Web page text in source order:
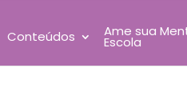
Conteúdos Ame sua
Escola